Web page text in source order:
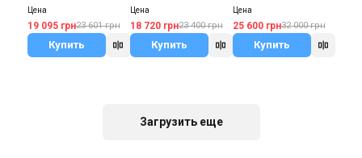
FTXP25N
Цена
19 095 грн23 601 грн
Купить
MJ15PC
Цена
18 720 грн23 400 грн
Купить
MJ24PC
Цена
25 600 грн32 000 грн
Купить
Загрузить еще